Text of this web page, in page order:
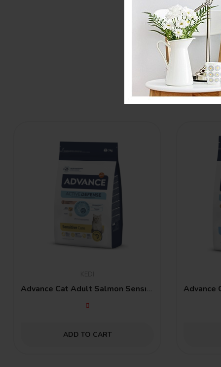
Advance Cat Adult Salmon Sensıtıve 3 Kg
ADD TO CART